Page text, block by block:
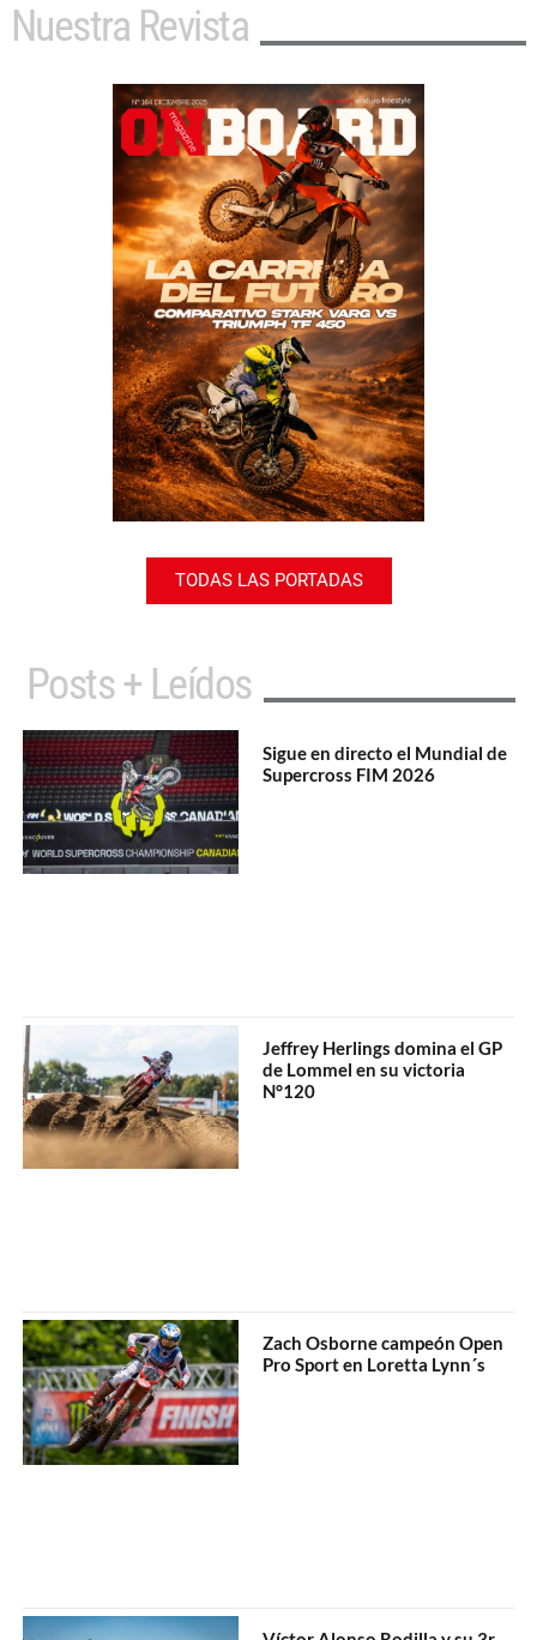
Nuestra Revista
TODAS LAS PORTADAS
Posts + Leídos
Sigue en directo el Mundial de
Supercross FIM 2026
Jeffrey Herlings domina el GP
de Lommel en su victoria
N°120
Zach Osborne campeón Open
Pro Sport en Loretta Lynn´s